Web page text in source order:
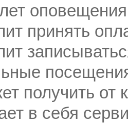
оповещения
принять
получить от
в себя